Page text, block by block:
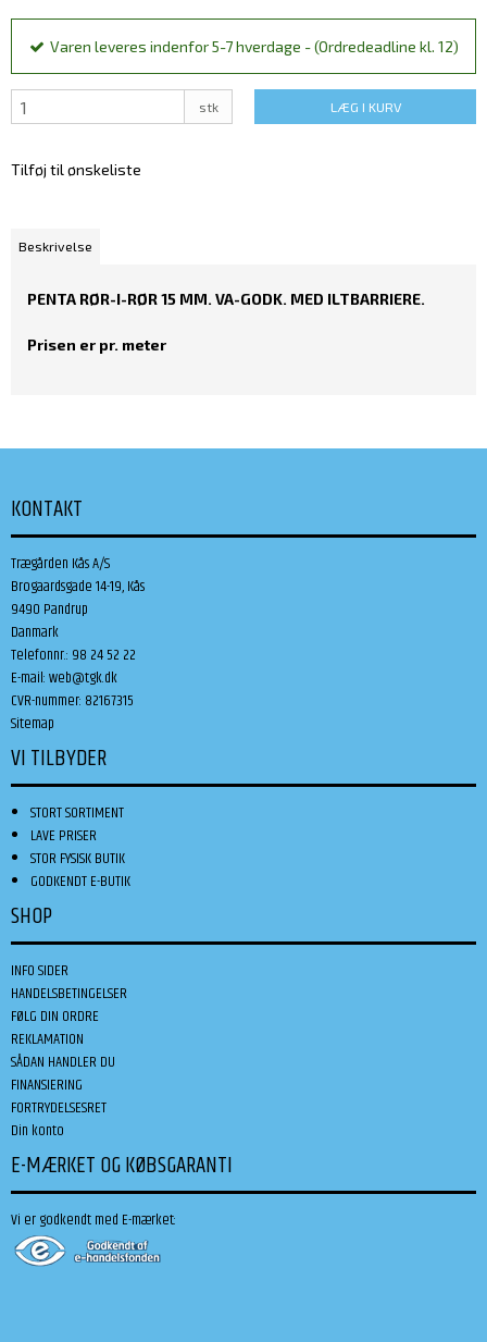
Varen leveres indenfor 5-7 hverdage - (Ordredeadline kl. 12)
stk LÆG I KURV
Tilføj til ønskeliste
Beskrivelse
PENTA RØR-I-RØR 15 MM. VA-GODK. MED ILTBARRIERE.
Prisen er pr. meter
KONTAKT
Trægården Kås A/S
Brogaardsgade 14-19, Kås
9490 Pandrup
Danmark
Telefonnr.: 98 24 52 22
E-mail:web@tgk.dk
CVR-nummer: 82167315
Sitemap
VI TILBYDER
STORT SORTIMENT
LAVE PRISER
STOR FYSISK BUTIK
GODKENDT E-BUTIK
SHOP
INFO SIDER
HANDELSBETINGELSER
FØLG DIN ORDRE
REKLAMATION
SÅDAN HANDLER DU
FINANSIERING
FORTRYDELSESRET
Din konto
E-MÆRKET OG KØBSGARANTI
Vi er godkendt med E-mærket: